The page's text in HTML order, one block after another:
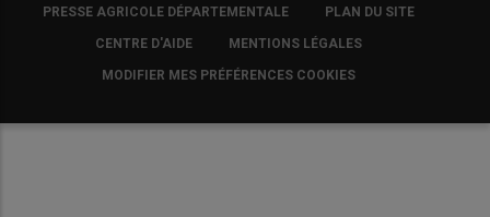
PRESSE AGRICOLE DÉPARTEMENTALE PLAN DU SITE
CENTRE D'AIDE MENTIONS LÉGALES
MODIFIER MES PRÉFÉRENCES COOKIES